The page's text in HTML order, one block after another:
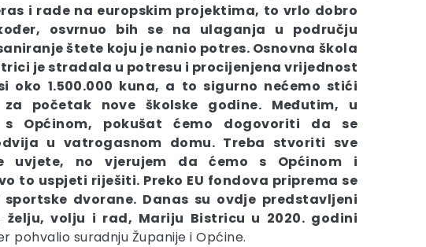
i rade na europskim projektima, to vrlo dobro
osvrnuo bih se na ulaganja u području
štete koju je nanio potres. Osnovna škola
je stradala u potresu i procijenjena vrijednost
oko 1.500.000 kuna, a to sigurno nećemo stići
početak nove školske godine. Međutim, u
s Općinom, pokušat ćemo dogovoriti da se
u vatrogasnom domu. Treba stvoriti sve
uvjete, no vjerujem da ćemo s Općinom i
to uspjeti riješiti. Preko EU fondova priprema se
dvorane. Danas su ovdje predstavljeni
volju i rad, Mariju Bistricu u 2020. godini
pohvalio suradnju Županije i Općine.